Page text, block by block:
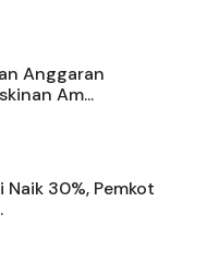
Anggaran
Am...
Naik 30%, Pemkot